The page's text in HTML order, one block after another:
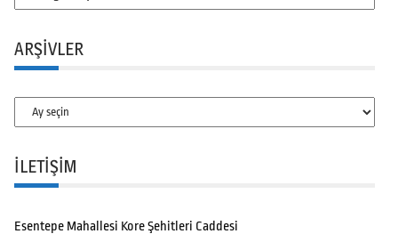
ARŞIVLER
Arşivler
İLETİŞİM
Esentepe Mahallesi Kore Şehitleri Caddesi